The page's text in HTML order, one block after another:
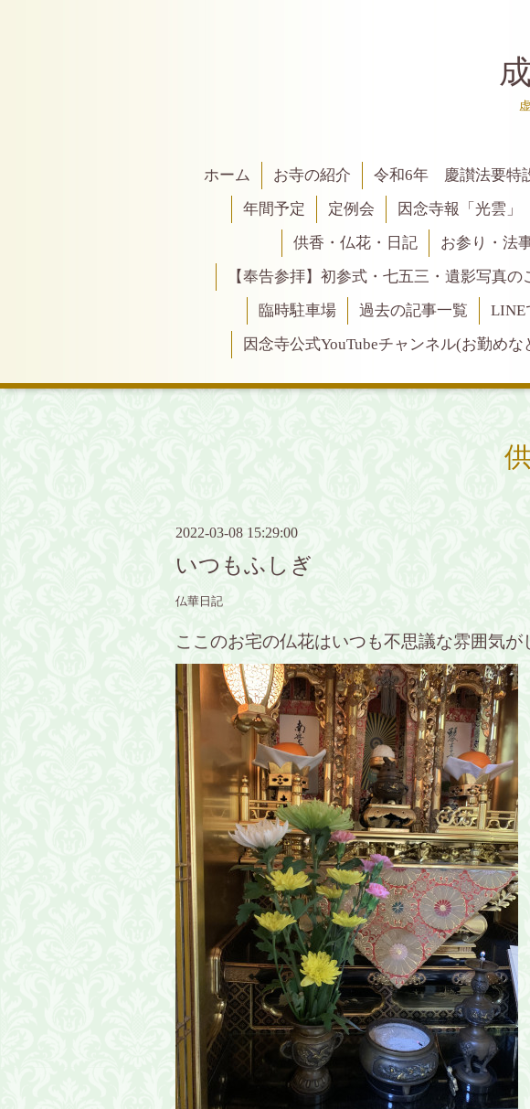
ホーム お寺の紹介 令和6年 慶讃法要特
年間予定
定例会 因念寺報「光雲」
供香・仏花・日記
お参り・法
【奉告参拝】初参式・七五三・遺影写真の
臨時駐車場
過去の記事一覧 LINE
因念寺公式YouTubeチャンネル(お勤めな
2022-03-08 15:29:00
いつもふしぎ
仏華日記
ここのお宅の仏花はいつも不思議な雰囲気が